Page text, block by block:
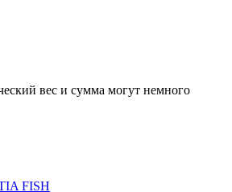
вес и сумма могут немного